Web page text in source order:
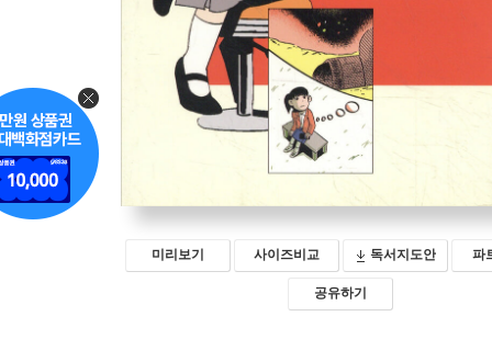
미리보기 사이즈비교 독서지도안 파
공유하기